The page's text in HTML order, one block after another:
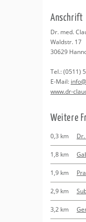
Beratung
Kurse
An­schrift
Dr. med.
Wald­str. 17
30629
Tel.:(0511)
E-Mail:
www.​dr-​
Wei­te­re
0,3 km
1,8 km
1,9 km
2,9 km
3,2 km